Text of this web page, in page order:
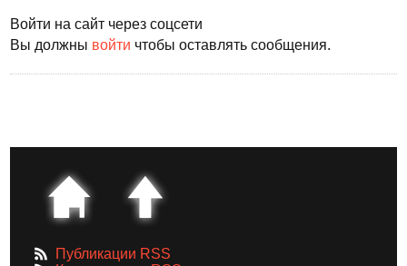
Войти на сайт через соцсети
Вы должны войти чтобы оставлять сообщения.
Публикации RSS